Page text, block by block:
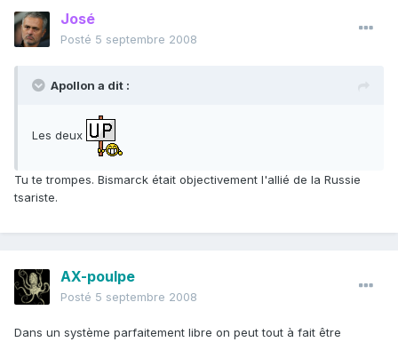
José
Posté 5 septembre 2008
Apollon a dit :
Les deux
Tu te trompes. Bismarck était objectivement l'allié de la Russie
tsariste.
AX-poulpe
Posté 5 septembre 2008
Dans un système parfaitement libre on peut tout à fait être